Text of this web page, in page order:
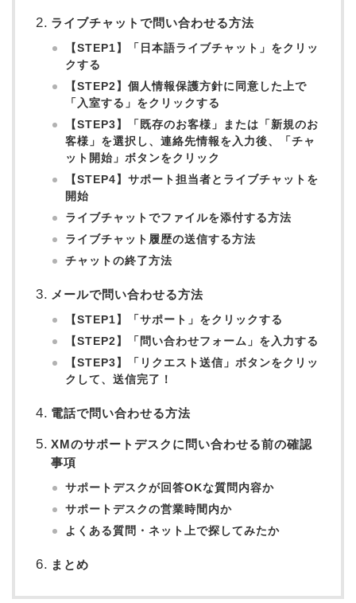
ライブチャットで問い合わせる方法
【STEP1】「日本語ライブチャット」をクリッ
クする
【STEP2】個人情報保護方針に同意した上で
「入室する」をクリックする
【STEP3】「既存のお客様」または「新規のお
客様」を選択し、連絡先情報を入力後、「チャ
ット開始」ボタンをクリック
【STEP4】サポート担当者とライブチャットを
開始
ライブチャットでファイルを添付する方法
ライブチャット履歴の送信する方法
チャットの終了方法
メールで問い合わせる方法
【STEP1】「サポート」をクリックする
【STEP2】「問い合わせフォーム」を入力する
【STEP3】「リクエスト送信」ボタンをクリッ
クして、送信完了！
電話で問い合わせる方法
XMのサポートデスクに問い合わせる前の確認
事項
サポートデスクが回答OKな質問内容か
サポートデスクの営業時間内か
よくある質問・ネット上で探してみたか
まとめ